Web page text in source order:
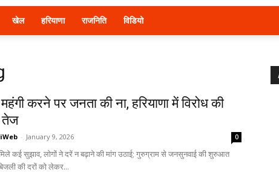
खेल हरियाणा राजनिति विडियो
करने पर जनता की ना, हरियाणा में विरोध की
- January 9, 2026 0
कई सुझाव, लोगों ने दरें न बढ़ाने की मांग उठाई; गुरुग्राम से जनसुनवाई की शुरुआत
की दरों को लेकर...